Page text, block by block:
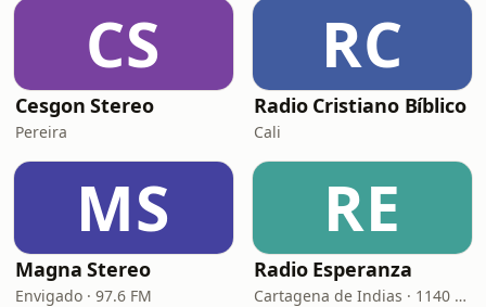
CS
Cesgon Stereo
Pereira
RC
Radio Cristiano Bíblico
Cali
MS
Magna Stereo
Envigado · 97.6 FM
RE
Radio Esperanza
Cartagena de Indias · 1140 AM